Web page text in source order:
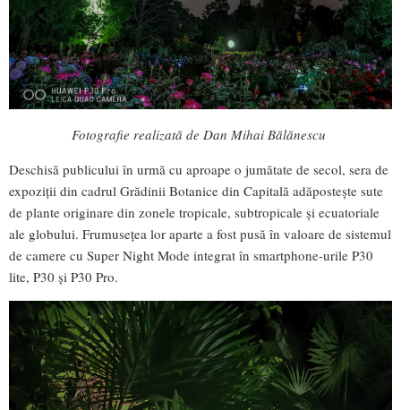
Fotografie realizată de Dan Mihai Bălănescu
Deschisă publicului în urmă cu aproape o jumătate de secol, sera de
expoziții din cadrul Grădinii Botanice din Capitală adăpostește sute
de plante originare din zonele tropicale, subtropicale și ecuatoriale
ale globului. Frumusețea lor aparte a fost pusă în valoare de sistemul
de camere cu Super Night Mode integrat în smartphone-urile P30
lite, P30 și P30 Pro.